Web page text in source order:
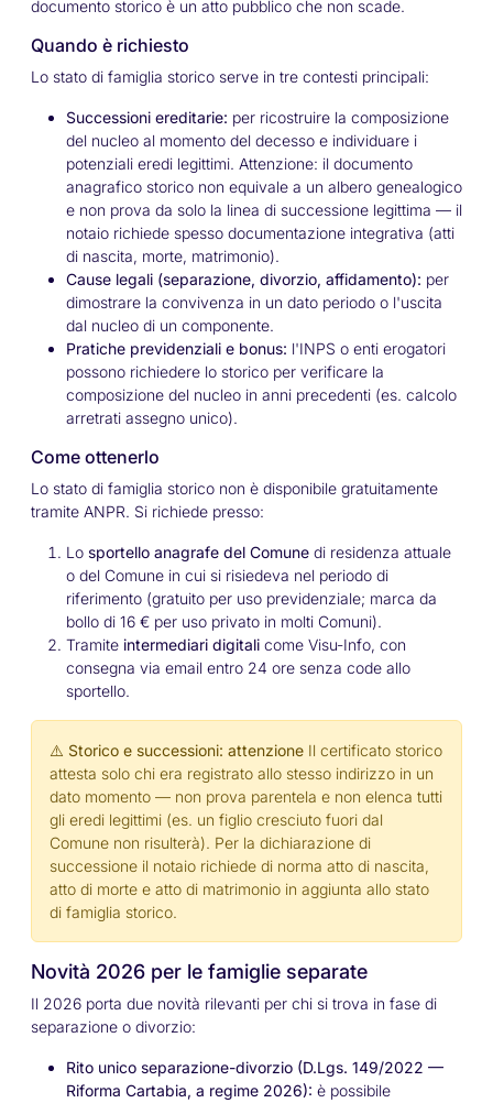
documento storico è un atto pubblico che non scade.
Quando è richiesto
Lo stato di famiglia storico serve in tre contesti principali:
Successioni ereditarie: per ricostruire la composizione
del nucleo al momento del decesso e individuare i
potenziali eredi legittimi. Attenzione: il documento
anagrafico storico non equivale a un albero genealogico
e non prova da solo la linea di successione legittima — il
notaio richiede spesso documentazione integrativa (atti
di nascita, morte, matrimonio).
Cause legali (separazione, divorzio, affidamento): per
dimostrare la convivenza in un dato periodo o l'uscita
dal nucleo di un componente.
Pratiche previdenziali e bonus: l'INPS o enti erogatori
possono richiedere lo storico per verificare la
composizione del nucleo in anni precedenti (es. calcolo
arretrati assegno unico).
Come ottenerlo
Lo stato di famiglia storico non è disponibile gratuitamente
tramite ANPR. Si richiede presso:
Lo sportello anagrafe del Comune di residenza attuale
o del Comune in cui si risiedeva nel periodo di
riferimento (gratuito per uso previdenziale; marca da
bollo di 16 € per uso privato in molti Comuni).
Tramite intermediari digitali come Visu-Info, con
consegna via email entro 24 ore senza code allo
sportello.
⚠️ Storico e successioni: attenzione Il certificato storico
attesta solo chi era registrato allo stesso indirizzo in un
dato momento — non prova parentela e non elenca tutti
gli eredi legittimi (es. un figlio cresciuto fuori dal
Comune non risulterà). Per la dichiarazione di
successione il notaio richiede di norma atto di nascita,
atto di morte e atto di matrimonio in aggiunta allo stato
di famiglia storico.
Novità 2026 per le famiglie separate
Il 2026 porta due novità rilevanti per chi si trova in fase di
separazione o divorzio:
Rito unico separazione-divorzio (D.Lgs. 149/2022 —
Riforma Cartabia, a regime 2026): è possibile